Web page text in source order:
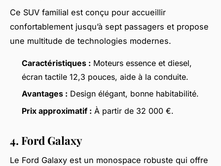
Ce SUV familial est conçu pour accueillir
confortablement jusqu’à sept passagers et propose
une multitude de technologies modernes.
Caractéristiques : Moteurs essence et diesel,
écran tactile 12,3 pouces, aide à la conduite.
Avantages : Design élégant, bonne habitabilité.
Prix approximatif : À partir de 32 000 €.
4. Ford Galaxy
Le Ford Galaxy est un monospace robuste qui offre